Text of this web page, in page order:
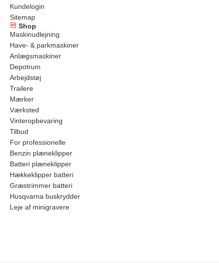
Kundelogin
Sitemap
Shop
Maskinudlejning
Have- & parkmaskiner
Anlægsmaskiner
Depotrum
Arbejdstøj
Trailere
Mærker
Værksted
Vinteropbevaring
Tilbud
For professionelle
Benzin plæneklipper
Batteri plæneklipper
Hækkeklipper batteri
Græstrimmer batteri
Husqvarna buskrydder
Leje af minigravere